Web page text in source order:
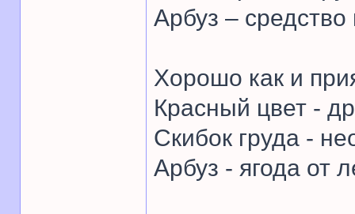
Арбуз – средство
Хорошо как и
Красный цвет -
Скибок груда -
Арбуз - ягода от